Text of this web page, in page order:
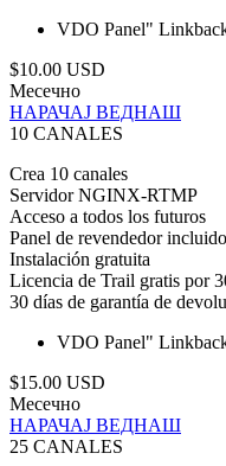
VDO Panel"
$10.00 USD
Месечно
НАРАЧАЈ ВЕДНАШ
10 CANALES
Crea 10 canales
Servidor NGINX-RTMP
Acceso a todos los futuros
Panel de revendedor incluido
Instalación gratuita
Licencia de Trail gratis por
30 días de garantía de
VDO Panel"
$15.00 USD
Месечно
НАРАЧАЈ ВЕДНАШ
25 CANALES